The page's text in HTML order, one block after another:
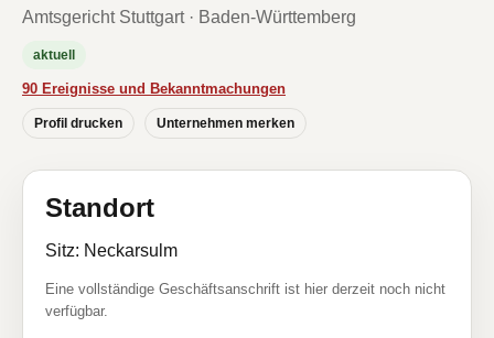
Amtsgericht Stuttgart · Baden-Württemberg
aktuell
90 Ereignisse und Bekanntmachungen
Profil drucken Unternehmen merken
Standort
Sitz: Neckarsulm
Eine vollständige Geschäftsanschrift ist hier derzeit noch nicht
verfügbar.